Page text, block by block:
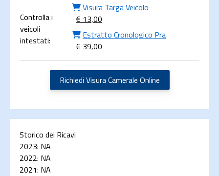
Controlla i
veicoli
intestati:
Visura Targa Veicolo
€ 13,00
Estratto Cronologico Pra
€ 39,00
Richiedi Visura Camerale Online
Storico dei Ricavi
2023: NA
2022: NA
2021: NA